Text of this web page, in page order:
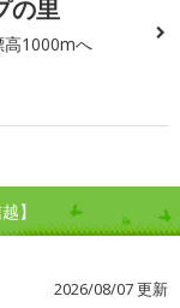
の里
高1000mへ
】
2026/08/07 更新